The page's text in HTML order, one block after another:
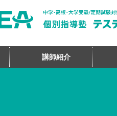
講師紹介